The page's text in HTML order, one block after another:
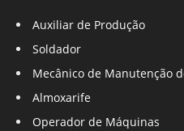
Auxiliar de Produção
Soldador
Mecânico de Manutenção
Almoxarife
Operador de Máquinas